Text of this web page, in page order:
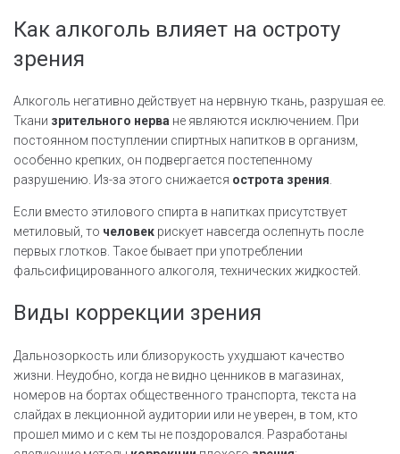
Как алкоголь влияет на остроту
зрения
Алкоголь негативно действует на нервную ткань, разрушая ее.
Ткани зрительного нерва не являются исключением. При
постоянном поступлении спиртных напитков в организм,
особенно крепких, он подвергается постепенному
разрушению. Из-за этого снижается острота зрения.
Если вместо этилового спирта в напитках присутствует
метиловый, то человек рискует навсегда ослепнуть после
первых глотков. Такое бывает при употреблении
фальсифицированного алкоголя, технических жидкостей.
Виды коррекции зрения
Дальнозоркость или близорукость ухудшают качество
жизни. Неудобно, когда не видно ценников в магазинах,
номеров на бортах общественного транспорта, текста на
слайдах в лекционной аудитории или не уверен, в том, кто
прошел мимо и с кем ты не поздоровался. Разработаны